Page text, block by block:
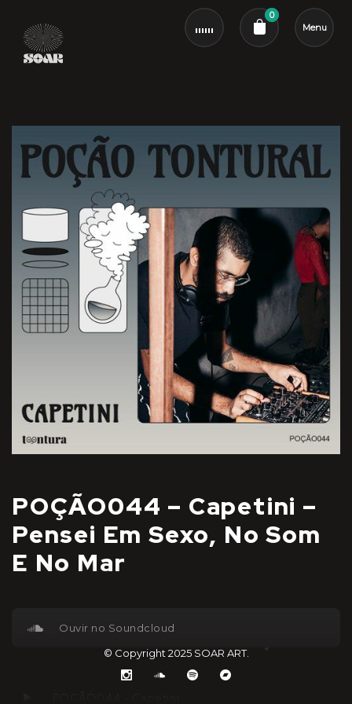
0
Menu
POÇÃO044 – Capetini –
Pensei Em Sexo, No Som
E No Mar
Ouvir no Soundcloud
© Copyright 2025 SOAR ART.